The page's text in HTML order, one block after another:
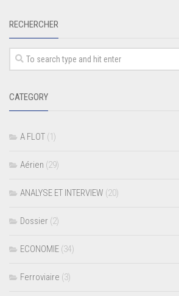
RECHERCHER
CATEGORY
A FLOT (1)
Aérien (29)
ANALYSE ET INTERVIEW (20)
Dossier (2)
ECONOMIE (34)
Ferroviaire (3)